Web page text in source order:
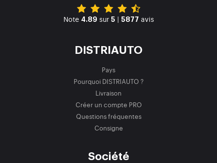
Note 4.89 sur 5 | 5877 avis
DISTRIAUTO
Pays
Pourquoi DISTRIAUTO ?
Livraison
Créer un compte PRO
Questions fréquentes
Consigne
Société